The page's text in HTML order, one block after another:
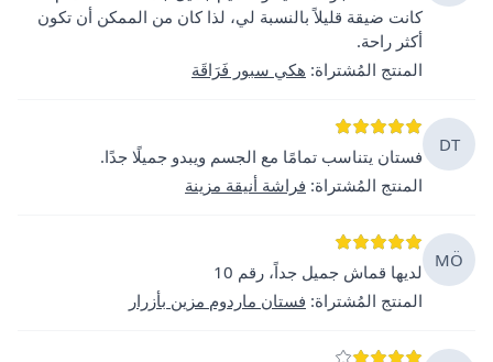
كانت ضيقة قليلاً بالنسبة لي، لذا كان من الممكن أن تكون
أكثر راحة.
المنتج المُشتراة: هكي سبور فَرَاقَة
DT
فستان يتناسب تمامًا مع الجسم ويبدو جميلًا جدًا.
المنتج المُشتراة: فراشة أنيقة مزينة
MÖ
لديها قماش جميل جداً، رقم 10
المنتج المُشتراة: فستان ماردوم مزين بأزرار